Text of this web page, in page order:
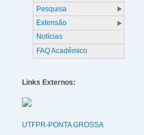
Pesquisa
Extensão
Notícias
FAQ Acadêmico
Links Externos:
UTFPR-PONTA GROSSA